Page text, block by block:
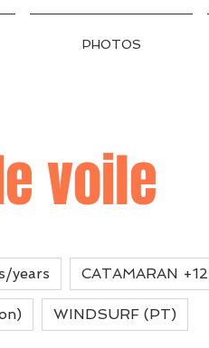
PHOTOS
voile
years
WINDSURF (PT)